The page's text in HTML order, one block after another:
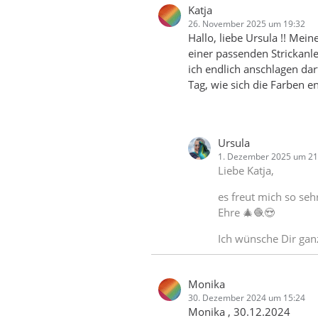
Katja
26. November 2025 um 19:32
Hallo, liebe Ursula !!
einer passenden
ich endlich anschlagen
Tag, wie sich die Farben
Ursula
1. Dezember 2025 um
Liebe Katja,
es freut mich so
Ehre 🎄🧶😍
Ich wünsche Dir
Monika
30. Dezember 2024 um 15:24
Monika , 30.12.2024